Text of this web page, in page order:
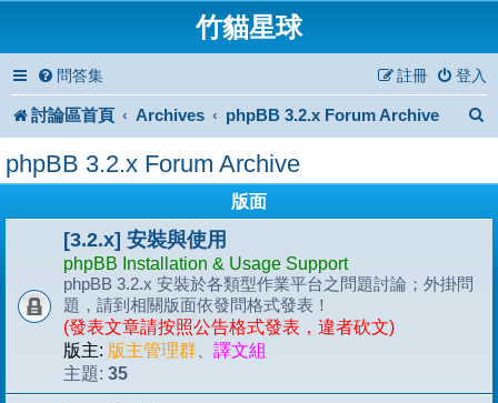
竹貓星球
問答集 登入
註冊
討論區首頁 Archives phpBB 3.2.x Forum Archive
phpBB 3.2.x Forum Archive
版面
[3.2.x] 安裝與使用
phpBB Installation & Usage Support
phpBB 3.2.x 安裝於各類型作業平台之問題討論；外掛問
題，請到相關版面依發問格式發表！
(發表文章請按照公告格式發表，違者砍文)
版主: 版主管理群
譯文組
主題: 35